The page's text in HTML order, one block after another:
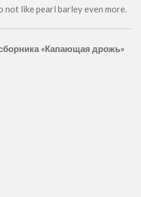
not like pearl barley even more.
«Капающая дрожь»